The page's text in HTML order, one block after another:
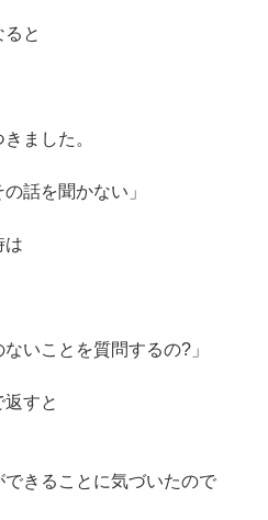
と
ました。
話を聞かない」
は
いことを質問するの?」
すと
きることに気づいたので